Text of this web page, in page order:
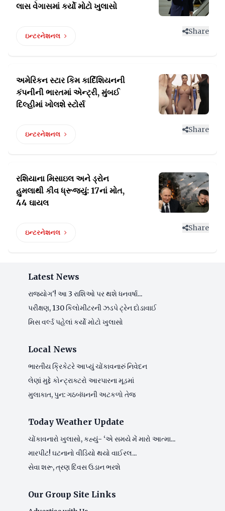
લાસ વેગાસમાં કર્યો મોટો ખુલાસો
ઇન્ટરનેશનલ
Share
અમેરિકન સ્ટાર કિમ કાર્દિશિયનની
કંપનીની ભારતમાં એન્ટ્રી, મુંબઈ
દિલ્હીમાં ખોલશે સ્ટોર્સ
ઇન્ટરનેશનલ
Share
રશિયાના મિસાઇલ અને ડ્રોન
હુમલાથી કીવ ધ્રૂજ્યું: 17નાં મોત,
44 ઘાયલ
ઇન્ટરનેશનલ
Share
Latest News
રાજયોગ'! આ 3 રાશિઓ પર થશે ધનવર્ષા...
પરીક્ષણ, 130 કિલોમીટરની ઝડપે ટ્રેન દોડાવાઈ
મિસ વર્લ્ડ પહેલાં કર્યો મોટો ખુલાસો
Local News
ભારતીય ક્રિકેટરે આપ્યું ચોંકાવનારું નિવેદન
લેણાં મુદ્દે કોન્ટ્રાક્ટરો આરપારના મૂડમાં
મુલાકાત, પુન: ગઠબંધનની અટકળો તેજ
Today Weather Update
ચોંકાવનારો ખુલાસો, કહ્યું- ‘એ સમયે મેં મારો આત્મા...
મારપીટ! ઘટનાનો વીડિયો થયો વાઈરલ...
સેવા શરૂ, ત્રણ દિવસ ઉડાન ભરશે
Our Group Site Links